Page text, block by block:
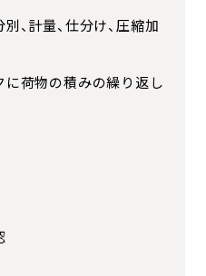
、計量、仕分け、圧縮加
に荷物の積みの繰り返し